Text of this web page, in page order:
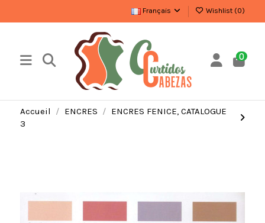
Français Wishlist (0)
0
Accueil ENCRES
ENCRES FENICE, CATALOGUE
3